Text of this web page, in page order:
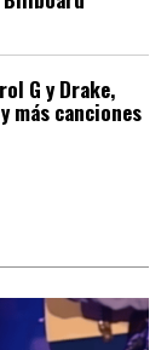
G y Drake,
más canciones